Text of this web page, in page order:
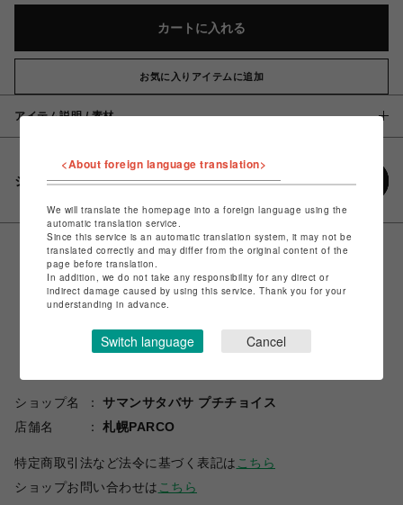
カートに入れる
お気に入りアイテムに追加
アイテム説明 / 素材
シェアする
ショップ名
サマンサタバサ プチチョイス
店舗名
札幌PARCO
特定商取引法など法令に基づく表記は こちら
ショップお問い合わせは こちら
<About foreign language translation>
We will translate the homepage into a foreign language using the
automatic translation service.
Since this service is an automatic translation system, it may not be
translated correctly and may differ from the original content of the
page before translation.
In addition, we do not take any responsibility for any direct or
indirect damage caused by using this service. Thank you for your
understanding in advance.
Switch language Cancel